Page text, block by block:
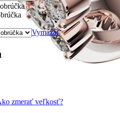
Vymazať
zmerať veľkosť?